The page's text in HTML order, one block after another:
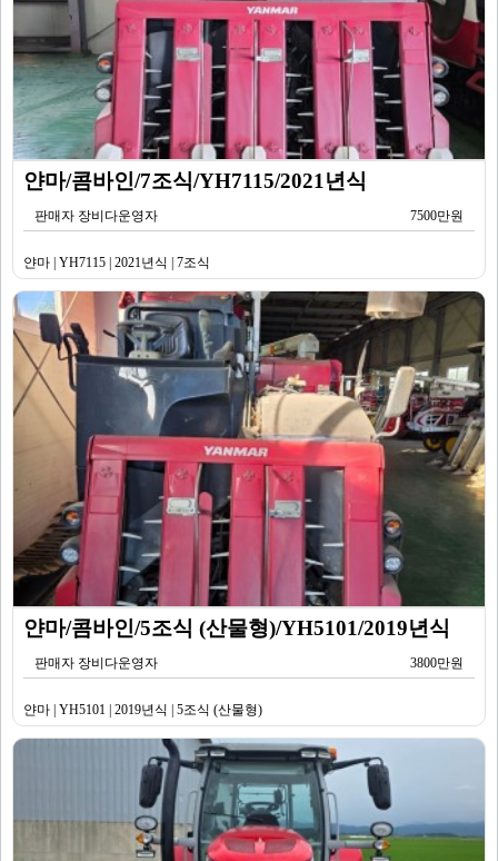
얀마/콤바인/7조식/YH7115/2021년식
판매자 장비다운영자 7500만원
얀마 | YH7115 | 2021년식 | 7조식
얀마/콤바인/5조식 (산물형)/YH5101/2019년식
판매자 장비다운영자 3800만원
얀마 | YH5101 | 2019년식 | 5조식 (산물형)